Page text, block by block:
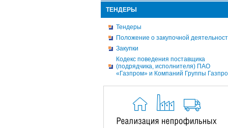
ТЕНДЕРЫ
Тендеры
Положение о закупочной
Закупки
Кодекс поведения поставщика
(подрядчика, исполнителя) ПАО
«Газпром» и Компаний Группы